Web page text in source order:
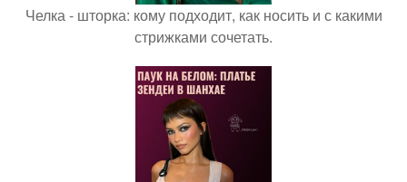
Челка - шторка: кому подходит, как носить и с какими
стрижками сочетать.